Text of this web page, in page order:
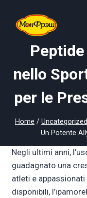
content
nello
per le
Home / Uncategorized
Un Potente
Negli ultimi anni,
guadagnato una
atleti e
disponibili,